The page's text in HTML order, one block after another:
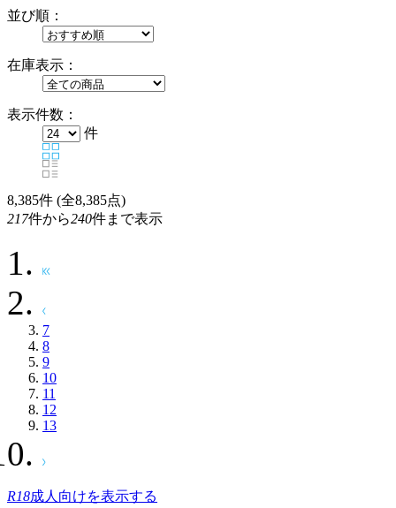
並び順：
在庫表示：
表示件数：
件
8,385件 (全8,385点)
217件から240件まで表示
7
8
9
10
11
12
13
R18成人向けを表示する